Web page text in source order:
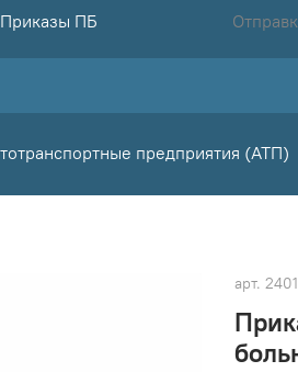
Приказы ПБ
предприятия (АТП)
арт.